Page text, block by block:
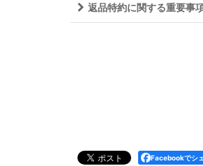
返品特約に関する重要事
Facebookでシ